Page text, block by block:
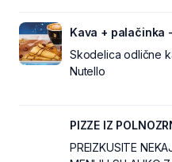
Kava + palačinka
Skodelica odlične
Nutello
PIZZE IZ
PREIZKUSITE